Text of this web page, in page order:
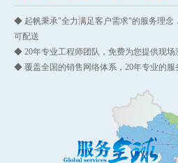
◆ 起帆秉承"全力满足客户需求"的服务理念
可配送
◆ 20年专业工程师团队，免费为您提供现场
◆ 覆盖全国的销售网络体系，20年专业的服